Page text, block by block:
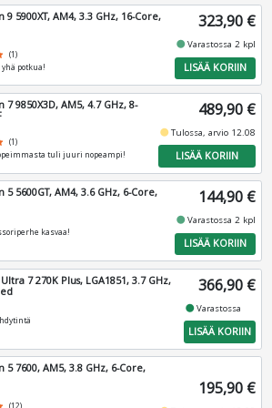
9 5900XT, AM4, 3.3 GHz, 16-Core,
(1)
potkua!
323,90 €
fiber_manual_recordVarastossa 2 kpl
LISÄÄ KORIIN
7 9850X3D, AM5, 4.7 GHz, 8-
(1)
tuli juuri nopeampi!
489,90 €
fiber_manual_recordTulossa, arvio 12.08
LISÄÄ KORIIN
5 5600GT, AM4, 3.6 GHz, 6-Core,
kasvaa!
144,90 €
fiber_manual_recordVarastossa 2 kpl
LISÄÄ KORIIN
7 270K Plus, LGA1851, 3.7 GHz,
366,90 €
fiber_manual_recordVarastossa
LISÄÄ KORIIN
5 7600, AM5, 3.8 GHz, 6-Core,
195,90 €